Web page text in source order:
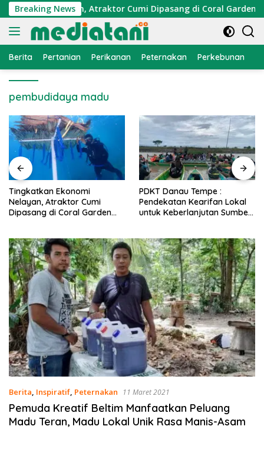
Langsung
ke
konten
Breaking News
Nelayan, Atraktor Cumi Dipasang di Coral Garden
Berita Pertanian Perikanan Peternakan Perkebunan
pembudidaya madu
PDKT Danau Tempe :
Pendekatan Kearifan Lokal
untuk Keberlanjutan Sumber
Cara Mengatasi Penyakit
PMK pada Sapi Perah Secara
Alami dan Medis
Berita, Inspiratif, Peternakan 11 Maret 2021
Pemuda Kreatif Beltim Manfaatkan Peluang
Madu Teran, Madu Lokal Unik Rasa Manis-Asam